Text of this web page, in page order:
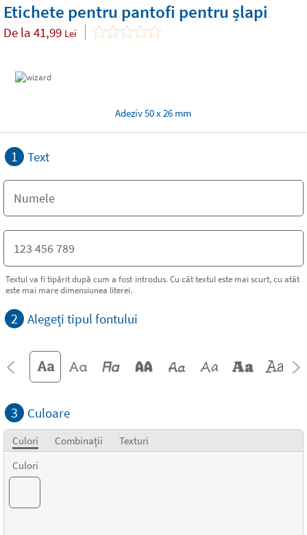
Etichete pentru pantofi pentru șlapi
De la 41,99 Lei
Adeziv 50 x 26 mm
1 Text
Textul va fi tipărit după cum a fost introdus. Cu cât textul este mai scurt, cu atât
este mai mare dimensiunea literei.
2 Alegeți tipul fontului
3 Culoare
Culori Combinații
Texturi
Culori